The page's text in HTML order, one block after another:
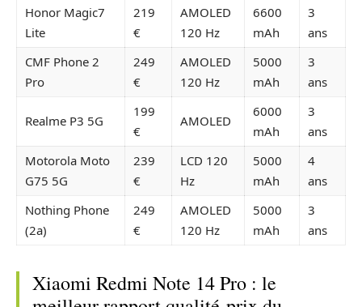
Honor Magic7
Lite
219
€
AMOLED
120 Hz
6600
mAh
3
ans
CMF Phone 2
Pro
249
€
AMOLED
120 Hz
5000
mAh
3
ans
Realme P3 5G
199
€
AMOLED
6000
mAh
3
ans
Motorola Moto
G75 5G
239
€
LCD 120
Hz
5000
mAh
4
ans
Nothing Phone
(2a)
249
€
AMOLED
120 Hz
5000
mAh
3
ans
Xiaomi Redmi Note 14 Pro : le